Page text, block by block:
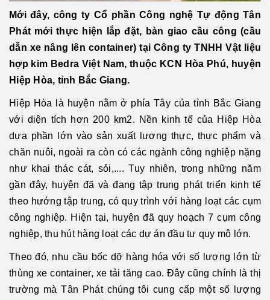
Mới đây, công ty Cổ phần Công nghệ Tự động Tân
Phát mới thực hiện lắp đặt, bàn giao cầu công (cầu
dẫn xe nâng lên container) tại Công ty TNHH Vật liệu
hợp kim Bedra Việt Nam, thuộc KCN Hòa Phú, huyện
Hiệp Hòa, tỉnh Bắc Giang.
Hiệp Hòa là huyện nằm ở phía Tây của tỉnh Bắc Giang
với diện tích hơn 200 km2. Nền kinh tế của Hiệp Hòa
dựa phần lớn vào sản xuất lương thực, thực phẩm và
chăn nuôi, ngoài ra còn có các ngành công nghiệp nặng
như khai thác cát, sỏi,.... Tuy nhiên, trong những năm
gần đây, huyện đã và đang tập trung phát triển kinh tế
theo hướng tập trung, có quy trình với hàng loạt các cụm
công nghiệp. Hiện tại, huyện đã quy hoạch 7 cụm công
nghiệp, thu hút hàng loạt các dự án đầu tư quy mô lớn.
Theo đó, nhu cầu bốc dỡ hàng hóa với số lượng lớn từ
thùng xe container, xe tải tăng cao. Đây cũng chính là thị
trường mà Tân Phát chúng tôi cung cấp một số lượng